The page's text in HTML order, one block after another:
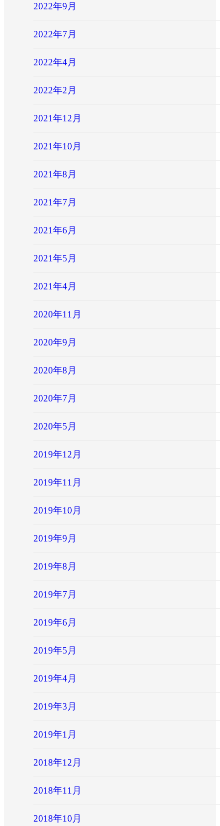
2022年9月
2022年7月
2022年4月
2022年2月
2021年12月
2021年10月
2021年8月
2021年7月
2021年6月
2021年5月
2021年4月
2020年11月
2020年9月
2020年8月
2020年7月
2020年5月
2019年12月
2019年11月
2019年10月
2019年9月
2019年8月
2019年7月
2019年6月
2019年5月
2019年4月
2019年3月
2019年1月
2018年12月
2018年11月
2018年10月